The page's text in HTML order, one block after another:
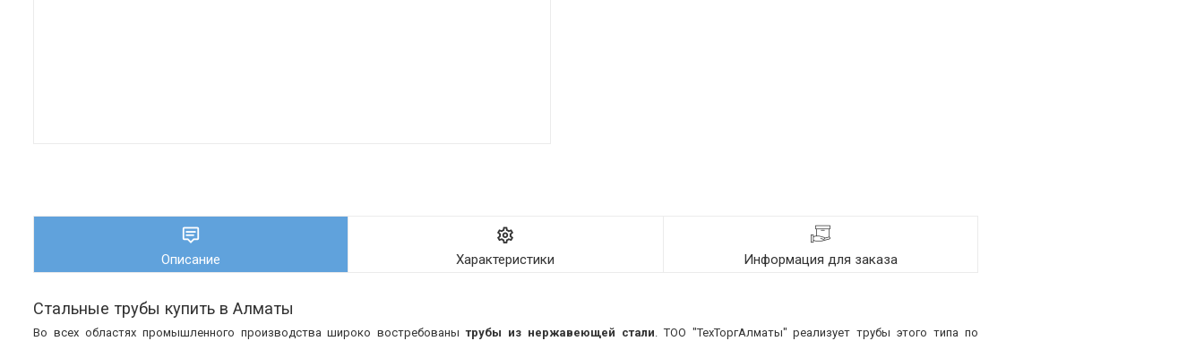
Описание Характеристики Информация для заказа
Стальные трубы купить в Алматы
Во всех областях промышленного производства широко востребованытрубы из нержавеющей стали. ТОО "ТехТоргАлматы" реализует трубы этого типа по